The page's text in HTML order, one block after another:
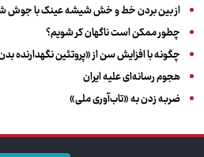
از بین بردن خط و خش شیشه عینک با جوش
چطور ممکن است ناگهان کر شویم؟
چگونه با افزایش سن از «پروتئین نگهدارنده
هجوم رسانه‌ای علیه ایران
ضربه زدن به «تاب‌آوری ملی»